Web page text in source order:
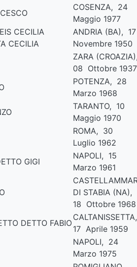
COSENZA, 24
Maggio 1977
CECILIA
CECILIA
ANDRIA (BA),
Novembre 1950
ZARA
08 Ottobre 1937
POTENZA, 28
Marzo 1968
TARANTO, 10
Maggio 1970
ROMA, 30
Luglio 1962
GIGI
NAPOLI, 15
Marzo 1961
DI STABIA (NA),
18 Ottobre 1968
DETTO FABIO
17 Aprile 1959
NAPOLI, 24
Marzo 1975